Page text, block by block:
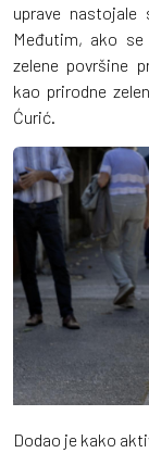
uprave nastojale
Međutim, ako
zelene površine
kao prirodne
Ćurić.
Dodao je kako